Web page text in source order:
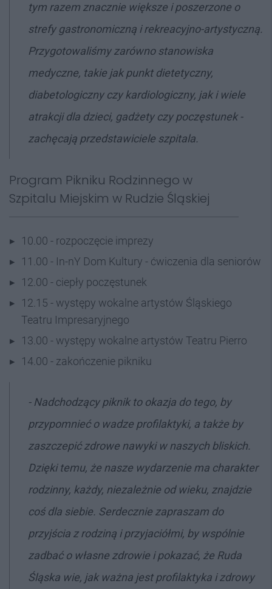
tym razem znacznie większe i poszerzone o
strefy gastronomiczną i rekreacyjno-artystyczną.
Przygotowaliśmy zarówno stanowiska
medyczne, takie jak punkt dietetyczny,
diabetologiczny czy kardiologiczny, jak i wiele
atrakcji dla dzieci, gadżety czy poczęstunek -
zachęcają przedstawiciele szpitala.
Program Pikniku Rodzinnego w
Szpitalu Miejskim w Rudzie Śląskiej
10.00 - rozpoczęcie imprezy
11.00 - In-nY Dom Kultury - ćwiczenia dla seniorów
12.00 - ciepły poczęstunek
12.15 - występy wokalne artystów Śląskiego
Teatru Impresaryjnego
13.00 - występy wokalne artystów Teatru Pierro
14.00 - zakończenie pikniku
- Nadchodzący piknik to okazja do tego, by
przypomnieć o wadze profilaktyki, a także by
zaszczepić zdrowe nawyki w naszych bliskich.
Dzięki temu, że nasze wydarzenie ma charakter
rodzinny, każdy, niezależnie od wieku, znajdzie
coś dla siebie. Serdecznie zapraszam do
przyjścia z rodziną i przyjaciółmi, by wspólnie
zadbać o własne zdrowie i pokazać, że Ruda
Śląska wie, jak ważna jest profilaktyka i zdrowy